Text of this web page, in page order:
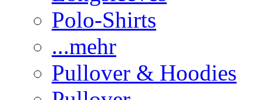
Polo-Shirts
...mehr
Pullover & Hoodies